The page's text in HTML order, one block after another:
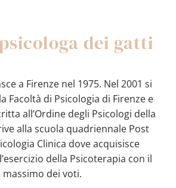
dei gatti
a Firenze nel 1975. Nel 2001 si
Facoltà di Psicologia di Firenze e
all’Ordine degli Psicologi della
alla scuola quadriennale Post
Clinica dove acquisisce
della Psicoterapia con il
massimo dei voti.